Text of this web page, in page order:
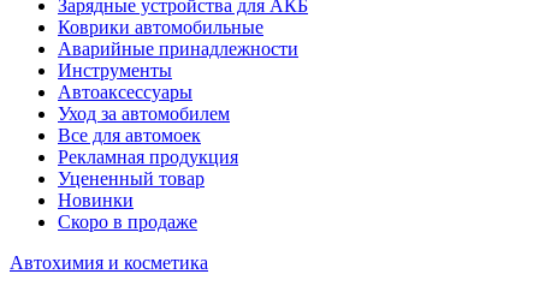
Зарядные устройства для АКБ
Коврики автомобильные
Аварийные принадлежности
Инструменты
Автоаксессуары
Уход за автомобилем
Все для автомоек
Рекламная продукция
Уцененный товар
Новинки
Скоро в продаже
Автохимия и косметика